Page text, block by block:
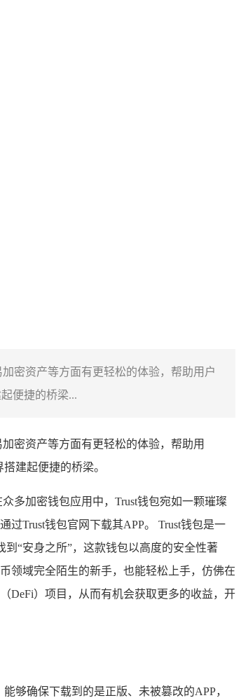
密资产等方面有更轻松的体验，帮助用户
便捷的桥梁...
密资产等方面有更轻松的体验，帮助用
建起便捷的桥梁。
多加密钱包应用中，Trust钱包宛如一颗璀璨
Trust钱包官网下载其APP。 Trust钱包是一
“安身之所”，这款钱包以高度的安全性著
领域完全陌生的新手，也能轻松上手，仿佛在
DeFi）项目，从而有机会获取更多的收益，开
够确保下载到的是正版、未被篡改的APP，